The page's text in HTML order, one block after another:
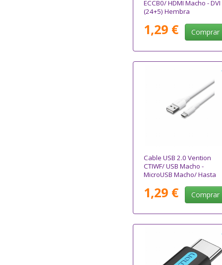
ECCB0/ HDMI Macho - DVI
(24+5) Hembra
1,29 € Comprar
Cable USB 2.0 Vention
CTIWF/ USB Macho -
MicroUSB Macho/ Hasta
Blanco
1,29 € Comprar